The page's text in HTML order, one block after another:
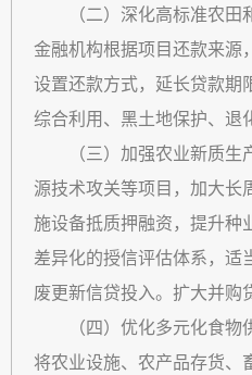
（二）深化高标准农田和
金融机构根据项目还款来源
设置还款方式，延长贷款期
综合利用、黑土地保护、退
（三）加强农业新质生产
源技术攻关等项目，加大
施设备抵质押融资，提升种
差异化的授信评估体系，
废更新信贷投入。扩大并
（四）优化多元化食物供
将农业设施、农产品存货、